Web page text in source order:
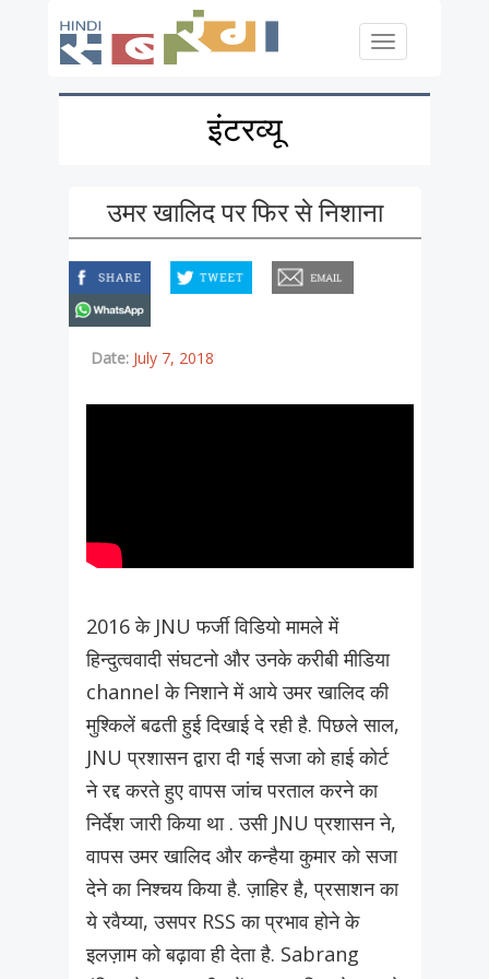
Toggle
इंटरव्यू
उमर खालिद पर फिर से निशाना
Date: July 7, 2018
2016 के JNU फर्जी विडियो मामले में
हिन्दुत्ववादी संघटनो और उनके करीबी मीडिया
channel के निशाने में आये उमर खालिद की
मुश्किलें बढती हुई दिखाई दे रही है. पिछले साल,
JNU प्रशासन द्वारा दी गई सजा को हाई कोर्ट
ने रद्द करते हुए वापस जांच परताल करने का
निर्देश जारी किया था . उसी JNU प्रशासन ने,
वापस उमर खालिद और कन्हैया कुमार को सजा
देने का निश्चय किया है. ज़ाहिर है, प्रसाशन का
ये रवैय्या, उसपर RSS का प्रभाव होने के
इलज़ाम को बढ़ावा ही देता है. Sabrang